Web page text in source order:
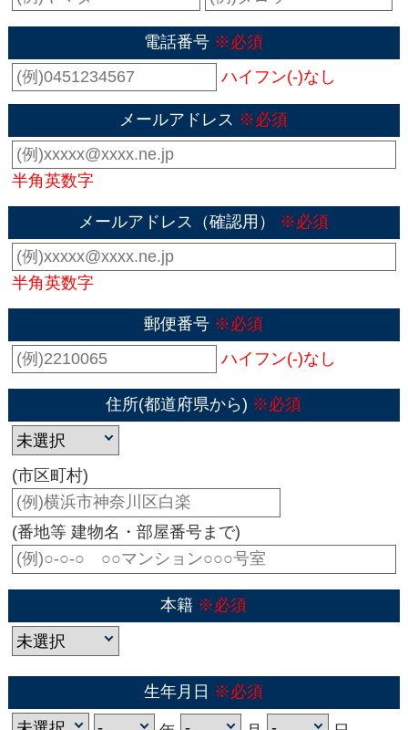
電話番号 ※必須
ハイフン(-)なし
メールアドレス ※必須
半角英数字
メールアドレス（確認用） ※必須
半角英数字
郵便番号 ※必須
ハイフン(-)なし
住所(都道府県から) ※必須
(市区町村)
(番地等 建物名・部屋番号まで)
本籍 ※必須
生年月日 ※必須